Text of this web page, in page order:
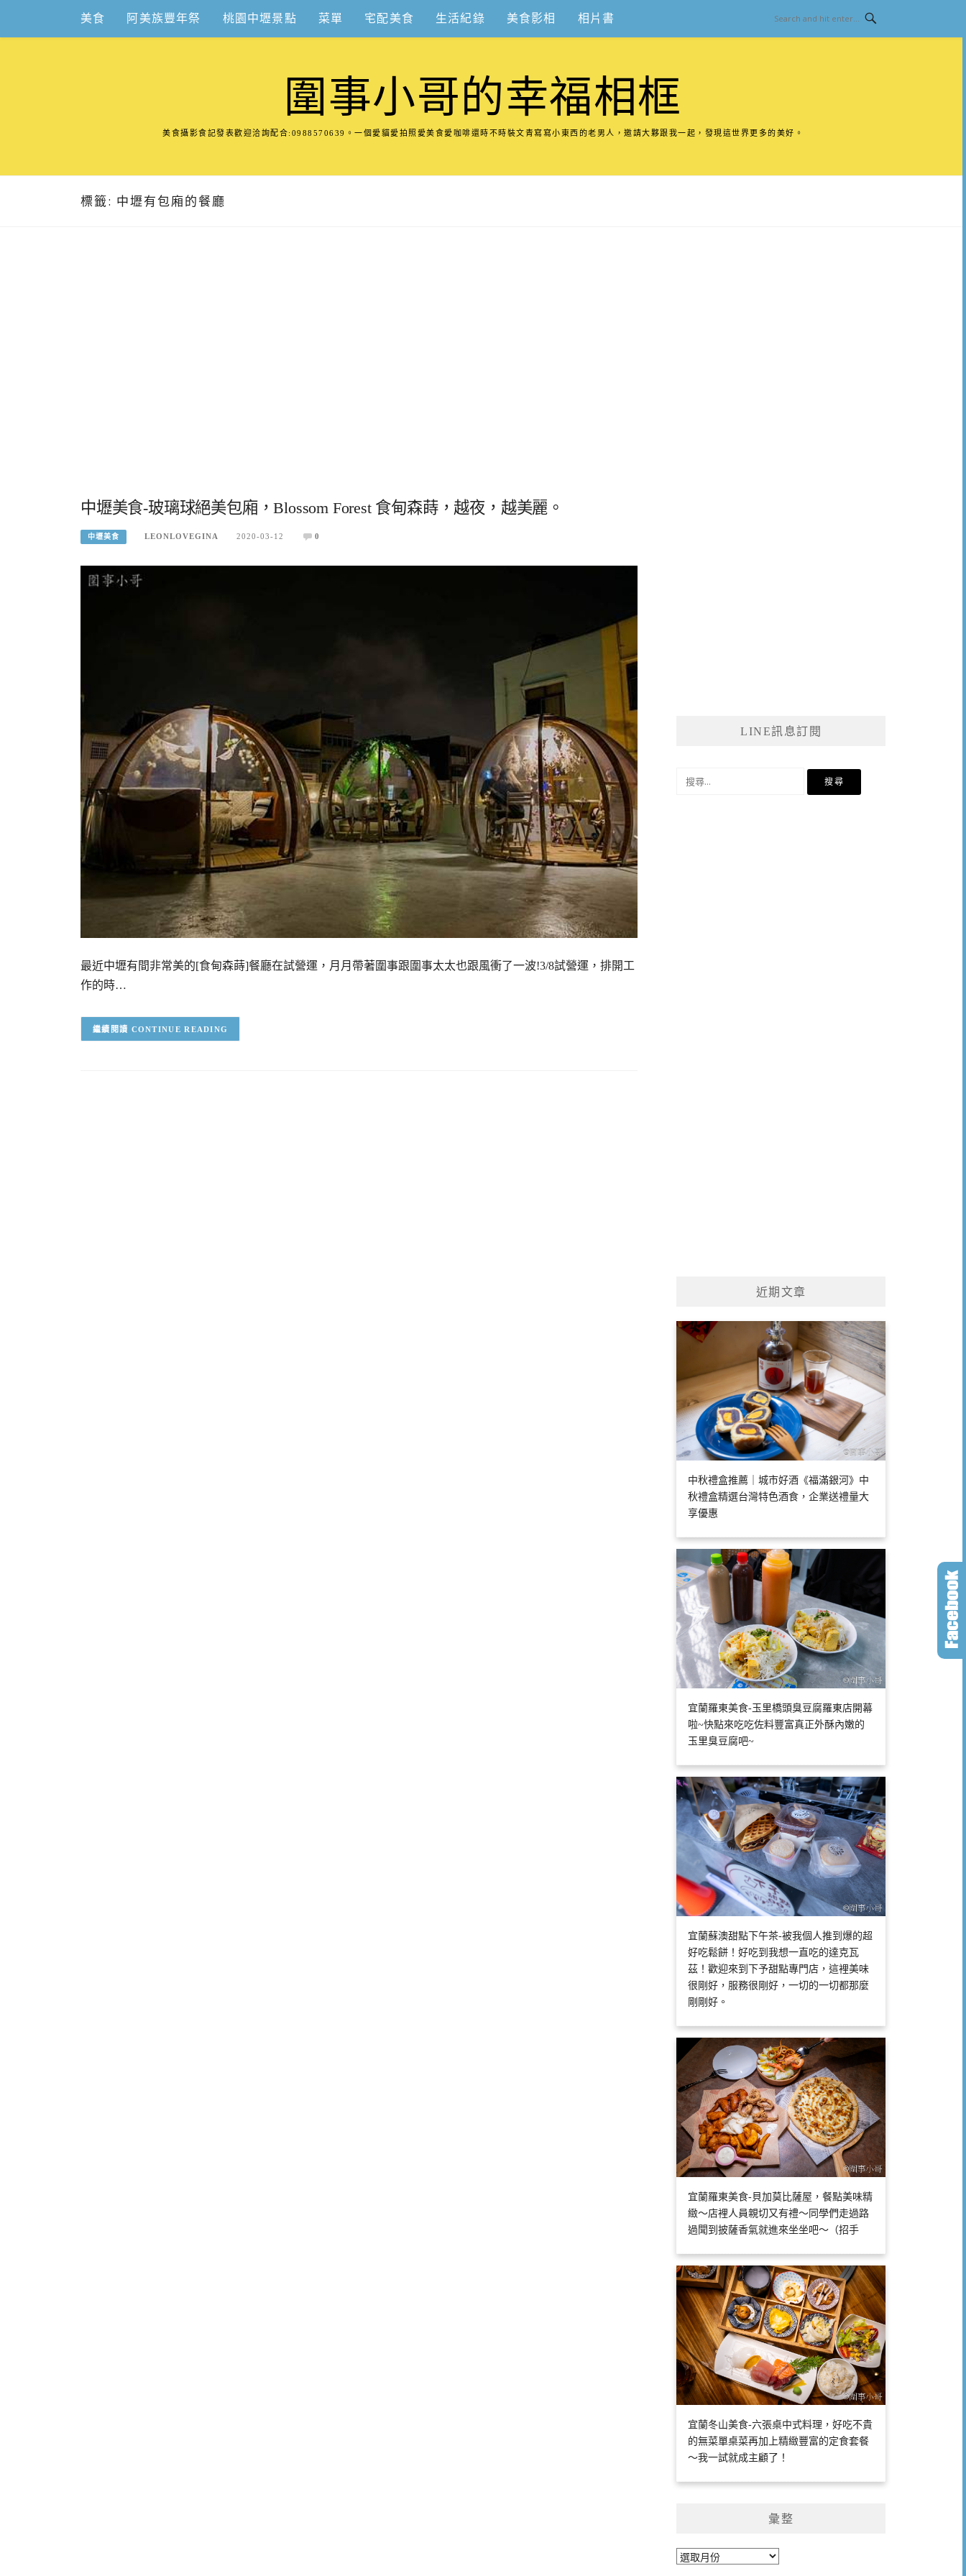
content
美食 阿美族豐年祭 桃園中壢景點 菜單 宅配美食 生活紀錄 美食影相 相片書
圍事小哥的幸福相框
美食攝影食記發表歡迎洽詢配合:0988570639。一個愛貓愛拍照愛美食愛咖啡還時不時裝文青寫寫小東西的老男人，邀請大夥跟我一起，發現這世界更多的美好。
標籤: 中壢有包廂的餐廳
中壢美食-玻璃球絕美包廂，Blossom Forest 食甸森蒔，越夜，越美麗。
中壢美食 LEONLOVEGINA 2020-03-12 0
最近中壢有間非常美的[食甸森蒔]餐廳在試營運，月月帶著圍事跟圍事太太也跟風衝了一波!3/8試營運，排開工
作的時…
CONTINUE READING
LINE訊息訂閱
近期文章
中秋禮盒推薦｜城市好酒《福滿銀河》中
秋禮盒精選台灣特色酒食，企業送禮量大
享優惠
宜蘭羅東美食-玉里橋頭臭豆腐羅東店開幕
啦~快點來吃吃佐料豐富真正外酥內嫩的
玉里臭豆腐吧~
宜蘭蘇澳甜點下午茶-被我個人推到爆的超
好吃鬆餅！好吃到我想一直吃的達克瓦
茲！歡迎來到下予甜點專門店，這裡美味
很剛好，服務很剛好，一切的一切都那麼
剛剛好。
宜蘭羅東美食-貝加莫比薩屋，餐點美味精
緻～店裡人員親切又有禮～同學們走過路
過聞到披薩香氣就進來坐坐吧～（招手
宜蘭冬山美食-六張桌中式料理，好吃不貴
的無菜單桌菜再加上精緻豐富的定食套餐
～我一試就成主顧了！
彙整
彙